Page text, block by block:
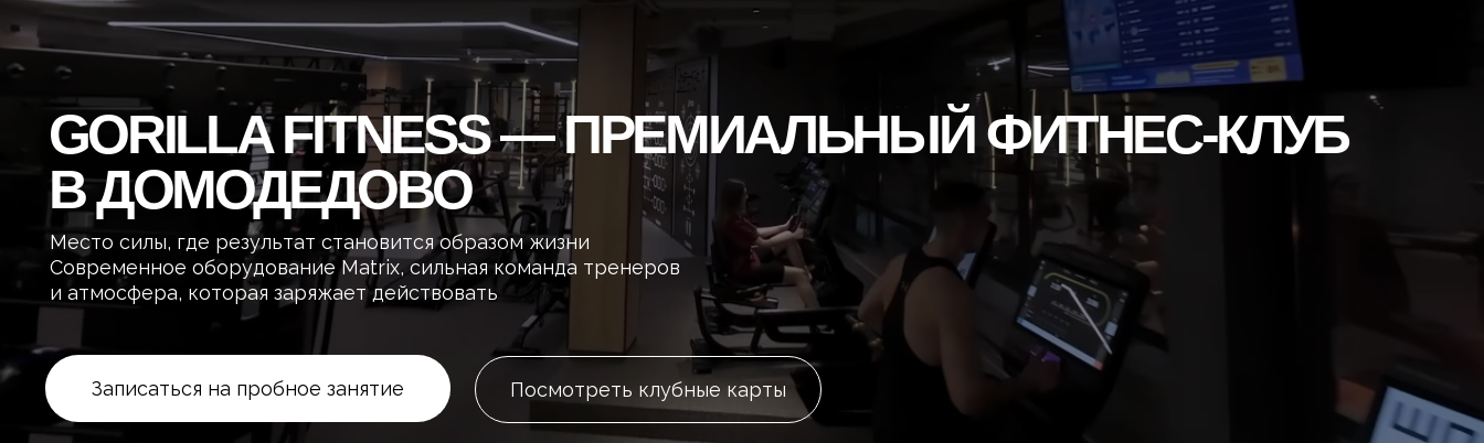
GORILLA FITNESS — ПРЕМИАЛЬНЫЙ ФИТНЕС-КЛУБ
В ДОМОДЕДОВО
Место силы, где результат становится образом жизни
Современное оборудование Matrix, сильная команда тренеров
и атмосфера, которая заряжает действовать
Записаться на пробное занятие Посмотреть клубные карты